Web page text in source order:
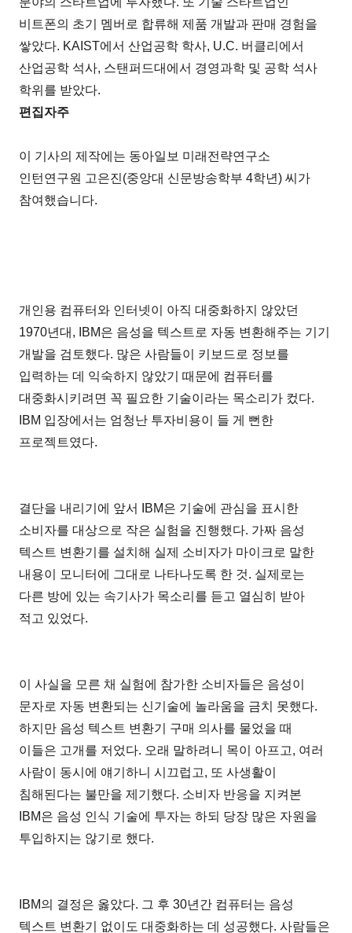
비트폰의 초기 멤버로 합류해 제품 개발과 판매 경험을
쌓았다. KAIST에서 산업공학 학사, U.C. 버클리에서
산업공학 석사, 스탠퍼드대에서 경영과학 및 공학 석사
학위를 받았다.
편집자주
이 기사의 제작에는 동아일보 미래전략연구소
인턴연구원 고은진(중앙대 신문방송학부 4학년) 씨가
참여했습니다.
개인용 컴퓨터와 인터넷이 아직 대중화하지 않았던
1970년대, IBM은 음성을 텍스트로 자동 변환해주는 기기
개발을 검토했다. 많은 사람들이 키보드로 정보를
입력하는 데 익숙하지 않았기 때문에 컴퓨터를
대중화시키려면 꼭 필요한 기술이라는 목소리가 컸다.
IBM 입장에서는 엄청난 투자비용이 들 게 뻔한
프로젝트였다.
결단을 내리기에 앞서 IBM은 기술에 관심을 표시한
소비자를 대상으로 작은 실험을 진행했다. 가짜 음성
텍스트 변환기를 설치해 실제 소비자가 마이크로 말한
내용이 모니터에 그대로 나타나도록 한 것. 실제로는
다른 방에 있는 속기사가 목소리를 듣고 열심히 받아
적고 있었다.
이 사실을 모른 채 실험에 참가한 소비자들은 음성이
문자로 자동 변환되는 신기술에 놀라움을 금치 못했다.
하지만 음성 텍스트 변환기 구매 의사를 물었을 때
이들은 고개를 저었다. 오래 말하려니 목이 아프고, 여러
사람이 동시에 얘기하니 시끄럽고, 또 사생활이
침해된다는 불만을 제기했다. 소비자 반응을 지켜본
IBM은 음성 인식 기술에 투자는 하되 당장 많은 자원을
투입하지는 않기로 했다.
IBM의 결정은 옳았다. 그 후 30년간 컴퓨터는 음성
텍스트 변환기 없이도 대중화하는 데 성공했다. 사람들은